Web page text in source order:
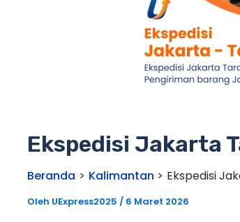
Ekspedisi Jakarta
Beranda Kalimantan Ekspedisi
Oleh UExpress2025 / 6 Maret 2026